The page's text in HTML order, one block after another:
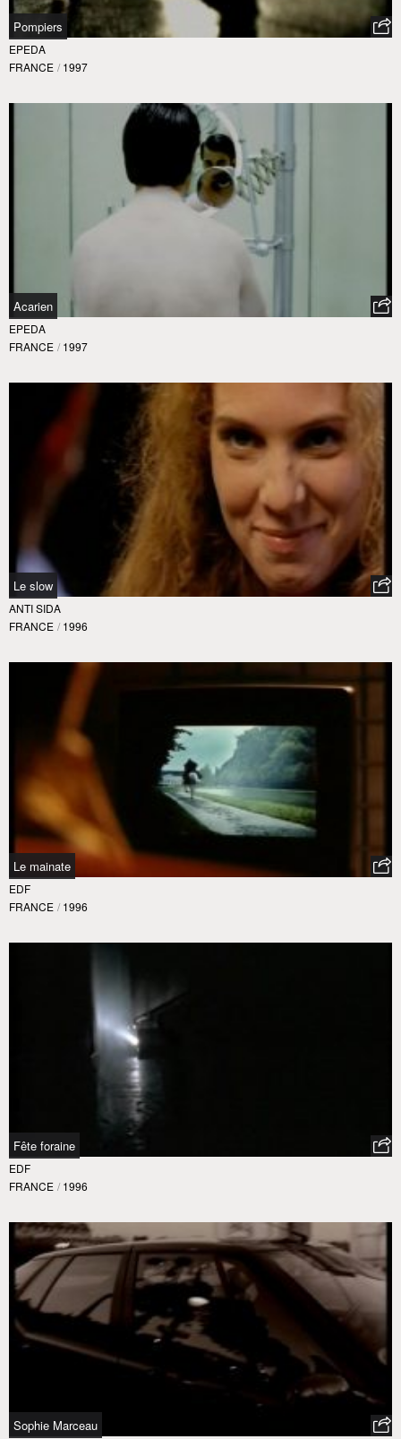
Pompiers
EPEDA
FRANCE / 1997
Acarien
EPEDA
FRANCE / 1997
Le slow
ANTI SIDA
FRANCE / 1996
Le mainate
EDF
FRANCE / 1996
Fête foraine
EDF
FRANCE / 1996
Sophie Marceau